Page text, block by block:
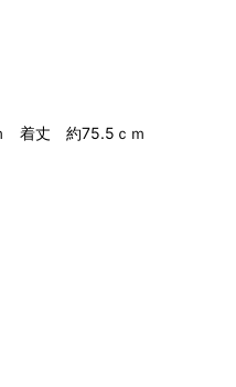
着丈 約75.5ｃｍ